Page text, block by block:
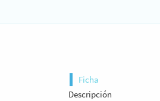
Ficha
Descripción